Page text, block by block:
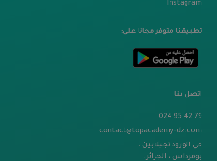
Instagram
تطبيقنا متوفر مجانا على:
اتصل بنا
79 42 95 024
contact@topacademy-dz.com
حي الورود تجيلابين ،
بومرداس ، الجزائر.